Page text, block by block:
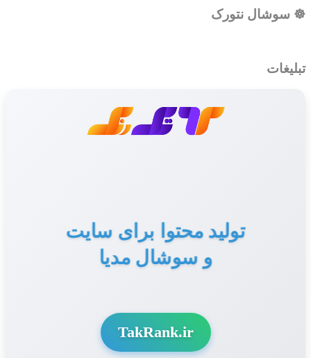
☸️ سوشال نتورک
تبلیغات
تولید محتوا برای سایت
و سوشال مدیا
TakRank.ir